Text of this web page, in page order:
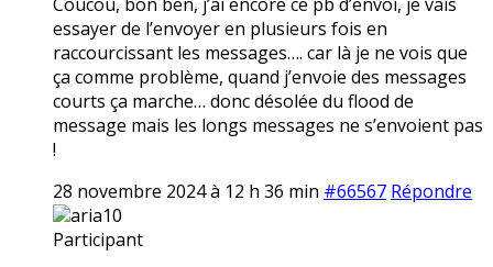
essayer de l’envoyer en plusieurs fois en
raccourcissant les messages…. car là je ne vois que
ça comme problème, quand j’envoie des messages
courts ça marche… donc désolée du flood de
message mais les longs messages ne s’envoient pas
!
28 novembre 2024 à 12 h 36 min #66567 Répondre
aria10
Participant